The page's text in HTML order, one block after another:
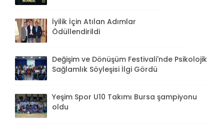
İyilik İçin Atılan Adımlar
Ödüllendirildi
Değişim ve Dönüşüm Festivali'nde Psikolojik
Sağlamlık Söyleşisi İlgi Gördü
Yeşim Spor U10 Takımı Bursa şampiyonu
oldu